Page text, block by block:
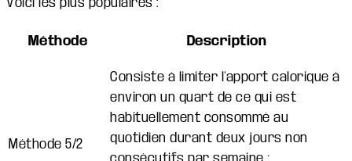
Voici les plus populaires :
Méthode Description
Méthode 5/2
Consiste à limiter l’apport calorique à
environ un quart de ce qui est
habituellement consommé au
quotidien durant deux jours non